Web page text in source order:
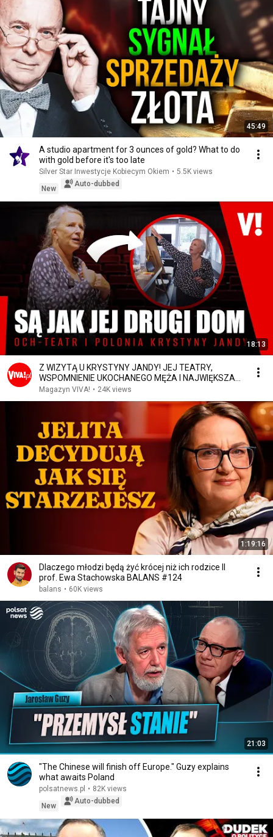
45:49
A studio apartment for 3 ounces of gold? What to do
with gold before it's too late
Silver Star Inwestycje Kobiecym Okiem • 5.5K views
New
Auto-dubbed
18:13
Z WIZYTĄ U KRYSTYNY JANDY! JEJ TEATRY,
WSPOMNIENIE UKOCHANEGO MĘŻA I NAJWIĘKSZA
PASJA
Magazyn VIVA! • 24K views
1:19:16
Dlaczego młodzi będą żyć krócej niż ich rodzice II
prof. Ewa Stachowska BALANS #124
balans • 60K views
21:03
"The Chinese will finish off Europe." Guzy explains
what awaits Poland
polsatnews.pl • 82K views
New
Auto-dubbed